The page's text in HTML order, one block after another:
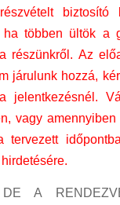
biztosító
ha többen ültök a
részünkről. Az
járulunk hozzá,
jelentkezésnél.
vagy
tervezett
DE A